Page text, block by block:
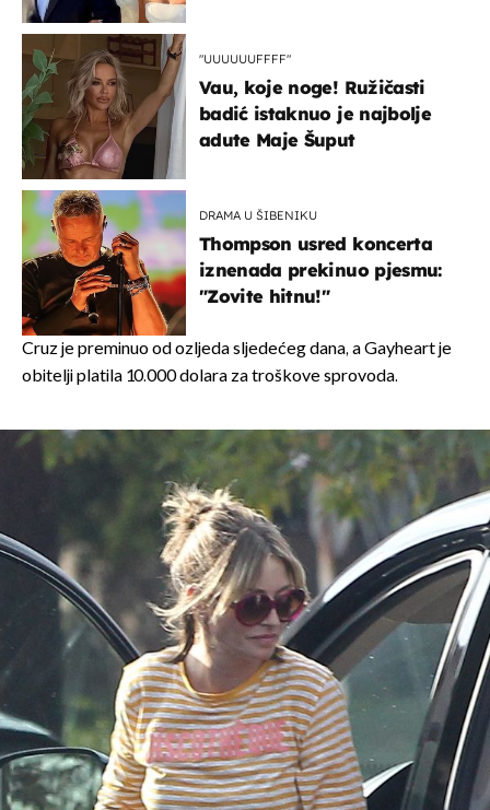
"UUUUUUFFFF"
Vau, koje noge! Ružičasti
badić istaknuo je najbolje
adute Maje Šuput
DRAMA U ŠIBENIKU
Thompson usred koncerta
iznenada prekinuo pjesmu:
"Zovite hitnu!"
Cruz je preminuo od ozljeda sljedećeg dana, a Gayheart je
obitelji platila 10.000 dolara za troškove sprovoda.